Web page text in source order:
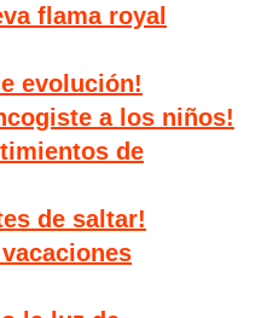
flama royal
evolución!
a los niños!
de
de saltar!